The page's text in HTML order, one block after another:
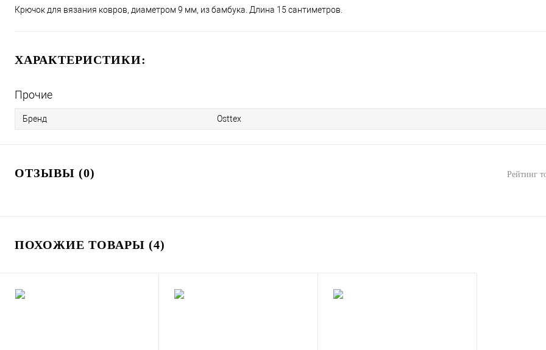
Крючок для вязания ковров, диаметром 9 мм, из бамбука. Длина 15 сантиметров.
ХАРАКТЕРИСТИКИ:
Прочие
Бренд Osttex
ОТЗЫВЫ (0) Рейтинг
ПОХОЖИЕ ТОВАРЫ (4)